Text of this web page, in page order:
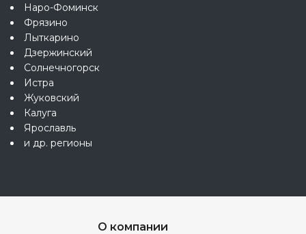
Наро-Фоминск
Фрязино
Лыткарино
Дзержинский
Солнечногорск
Истра
Жуковский
Калуга
Ярославль
и др. регионы
О компании